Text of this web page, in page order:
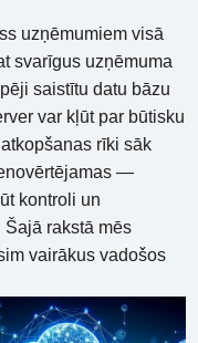
uzņēmumiem visā
svarīgus uzņēmuma
saistītu datu bāzu
var kļūt par būtisku
rīki sāk
—
kontroli un
rakstā mēs
vairākus vadošos